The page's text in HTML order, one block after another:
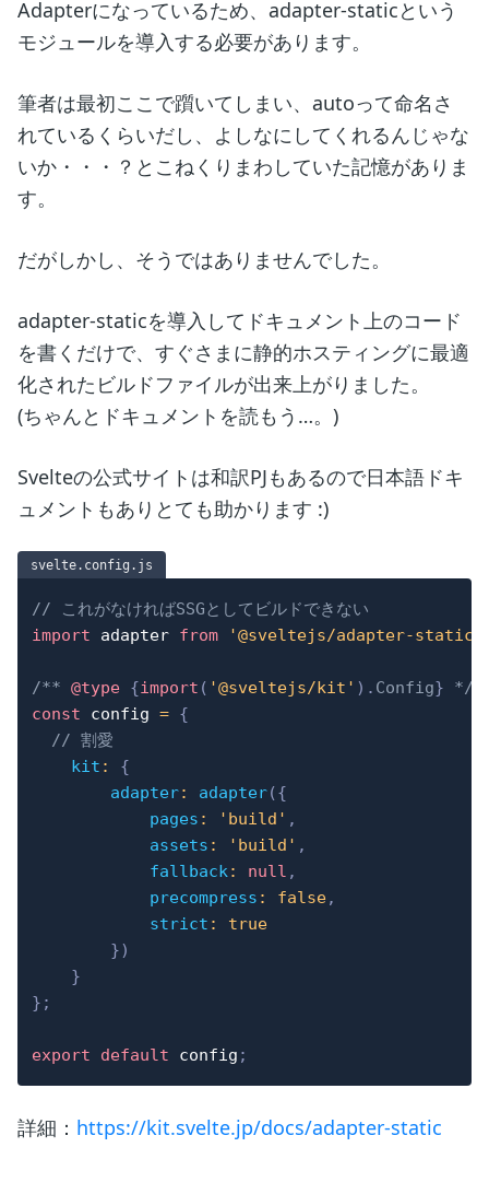
Adapterになっているため、adapter-staticという
モジュールを導入する必要があります。
筆者は最初ここで躓いてしまい、autoって命名さ
れているくらいだし、よしなにしてくれるんじゃな
いか・・・？とこねくりまわしていた記憶がありま
す。
だがしかし、そうではありませんでした。
adapter-staticを導入してドキュメント上のコード
を書くだけで、すぐさまに静的ホスティングに最適
化されたビルドファイルが出来上がりました。
(ちゃんとドキュメントを読もう…。)
Svelteの公式サイトは和訳PJもあるので日本語ドキ
ュメントもありとても助かります :)
svelte.config.js
// これがなければSSGとしてビルドできない
import
adapter from '@sveltejs/adapter-static'
/** @type {import ( '@sveltejs/kit' ) . Config} */
const config = {
// 割愛
kit :
{
adapter: adapter({
pages : 'build' ,
assets : 'build' ,
fallback: null ,
precompress : false,
strict :
true
})
}
} ;
export default config ;
詳細： https://kit.svelte.jp/docs/adapter-static